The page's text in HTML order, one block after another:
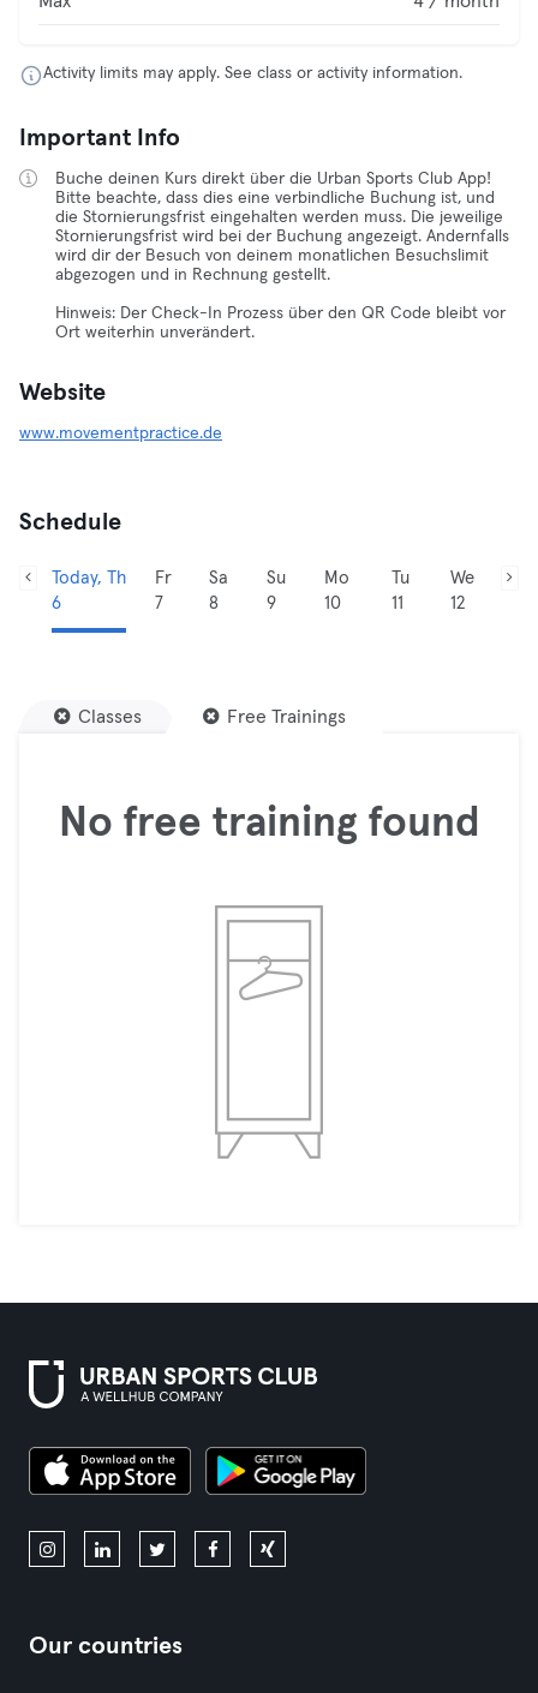
Activity limits may apply. See class or activity information.
Important Info
Buche deinen Kurs direkt über die Urban Sports Club App!
Bitte beachte, dass dies eine verbindliche Buchung ist, und
die Stornierungsfrist eingehalten werden muss. Die jeweilige
Stornierungsfrist wird bei der Buchung angezeigt. Andernfalls
wird dir der Besuch von deinem monatlichen Besuchslimit
abgezogen und in Rechnung gestellt.
Hinweis: Der Check-In Prozess über den QR Code bleibt vor
Ort weiterhin unverändert.
Website
www.movementpractice.de
Schedule
Today, Th
6
Fr
7
Sa
8
Su
9
Mo
10
Tu
11
We
12
Classes Free Trainings
No free training found
Our countries